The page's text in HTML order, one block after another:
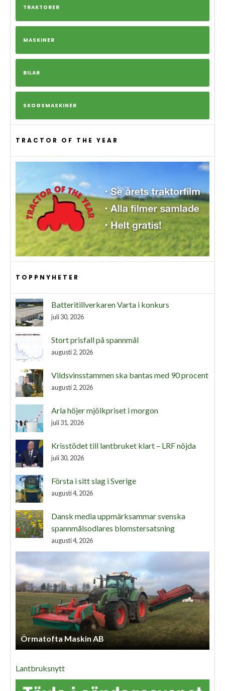
TRAKTORER
MASKINER
BILAR
SKOGSMASKINER
TRACTOR OF THE YEAR
TOPPNYHETER
Batteritillverkaren Varta i konkurs
juli 30, 2026
Stort prisfall på spannmål
augusti 2, 2026
Vildsvinsstammen ska bantas med 90 procent
augusti 2, 2026
Arla höjer mjölkpriset i morgon
juli 31, 2026
Krisstödet till lantbruket klart – LRF nöjda
juli 30, 2026
Första i sitt slag i Sverige
augusti 4, 2026
Dansk media uppmärksammar svenska
spannmålsodlares blomstersatsning
augusti 4, 2026
Örmatofta Maskin AB
Lantbruksnytt